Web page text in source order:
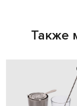
Также